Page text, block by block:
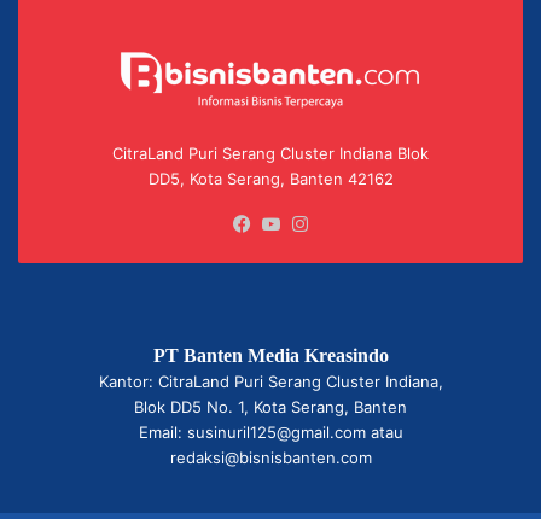
CitraLand Puri Serang Cluster Indiana Blok
DD5, Kota Serang, Banten 42162
Facebook
YouTube
PT Banten Media Kreasindo
Kantor: CitraLand Puri Serang Cluster Indiana,
Blok DD5 No. 1, Kota Serang, Banten
Email: susinuril125@gmail.com atau
redaksi@bisnisbanten.com